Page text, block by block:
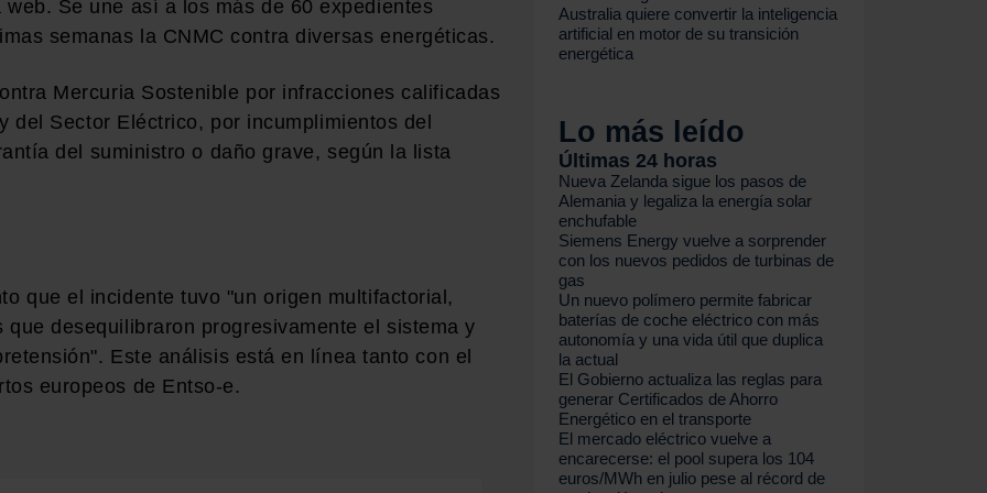
Se une así a los más de 60 expedientes
semanas la CNMC contra diversas energéticas.
Mercuria Sostenible por infracciones calificadas
del Sector Eléctrico, por incumplimientos del
del suministro o daño grave, según la lista
que el incidente tuvo "un origen multifactorial,
desequilibraron progresivamente el sistema y
Este análisis está en línea tanto con el
europeos de Entso-e.
Australia quiere convertir la inteligencia
artificial en motor de su transición
energética
Lo más leído
Últimas 24 horas
Nueva Zelanda sigue los pasos de
Alemania y legaliza la energía solar
enchufable
Siemens Energy vuelve a sorprender
con los nuevos pedidos de turbinas de
gas
Un nuevo polímero permite fabricar
baterías de coche eléctrico con más
autonomía y una vida útil que duplica
la actual
El Gobierno actualiza las reglas para
generar Certificados de Ahorro
Energético en el transporte
El mercado eléctrico vuelve a
encarecerse: el pool supera los 104
euros/MWh en julio pese al récord de